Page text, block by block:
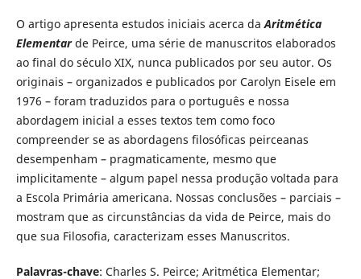
O artigo apresenta estudos iniciais acerca da Aritmética
Elementarde Peirce, uma série de manuscritos elaborados
ao final do século XIX, nunca publicados por seu autor. Os
originais – organizados e publicados por Carolyn Eisele em
1976 – foram traduzidos para o português e nossa
abordagem inicial a esses textos tem como foco
compreender se as abordagens filosóficas peirceanas
desempenham – pragmaticamente, mesmo que
implicitamente – algum papel nessa produção voltada para
a Escola Primária americana. Nossas conclusões – parciais –
mostram que as circunstâncias da vida de Peirce, mais do
que sua Filosofia, caracterizam esses Manuscritos.
Palavras-chave: Charles S. Peirce; Aritmética Elementar;